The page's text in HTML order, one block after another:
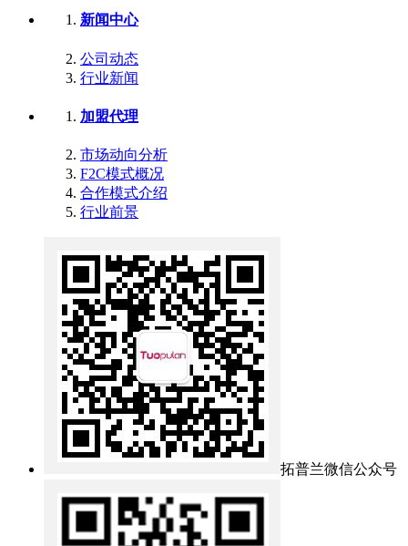
新闻中心
公司动态
行业新闻
加盟代理
市场动向分析
F2C模式概况
合作模式介绍
行业前景
拓普兰微信公众号